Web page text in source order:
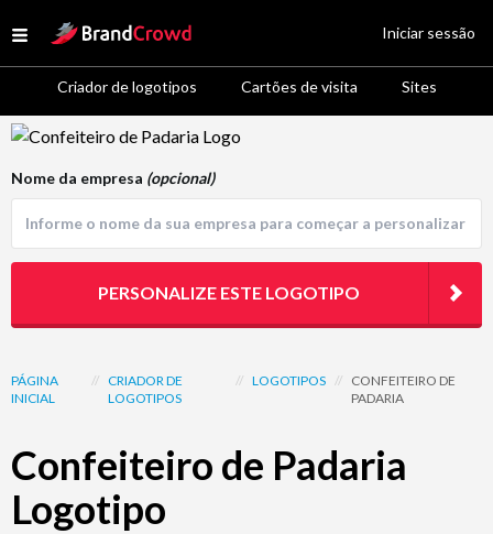
Open menu
Site Logo
Criador de logotipos Cartões de visita Sites
Iniciar sessão
Logo Template Preview
PÁGINA
INICIAL
// CRIADOR DE
LOGOTIPOS
// LOGOTIPOS // CONFEITEIRO DE
PADARIA
Confeiteiro de Padaria
Logotipo
Nome da empresa (opcional)
PERSONALIZE ESTE LOGOTIPO